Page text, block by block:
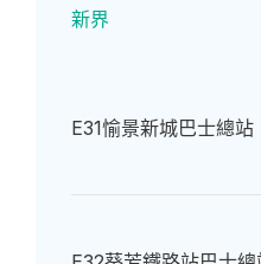
新界
E31愉景新城巴士總